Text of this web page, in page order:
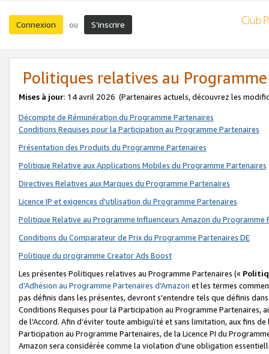
Connexion ou S’inscrire
Politiques relatives au
Mises à jour: 14 avril 2026 (Partenaires actuels, découvrez les
Décompte de Rémunération du Programme Partenaires
Conditions Requises pour la Participation au Programme Partenaires
Présentation des Produits du Programme Partenaires
Politique Relative aux Applications Mobiles du Programme Partenaires
Directives Relatives aux Marques du Programme Partenaires
Licence IP et exigences d'utilisation du Programme Partenaires
Politique Relative au Programme Influenceurs Amazon du Programme
Conditions du Comparateur de Prix du Programme Partenaires DE
Politique du programme Creator Ads Boost
Les présentes Politiques relatives au Programme Partenaires («
d’Adhésion au Programme Partenaires d'Amazon et les termes
pas définis dans les présentes, devront s'entendre tels que définis
Conditions Requises pour la Participation au Programme Partenaires,
de l'Accord. Afin d’éviter toute ambiguïté et sans limitation, aux fins
Participation au Programme Partenaires, de la Licence PI du
Amazon sera considérée comme la violation d’une obligation